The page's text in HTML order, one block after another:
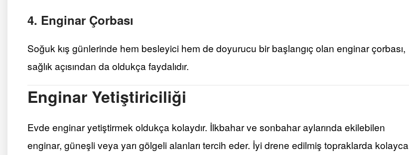
4. Enginar Çorbası
Soğuk kış günlerinde hem besleyici hem de doyurucu bir başlangıç olan enginar çorbası,
sağlık açısından da oldukça faydalıdır.
Enginar Yetiştiriciliği
Evde enginar yetiştirmek oldukça kolaydır. İlkbahar ve sonbahar aylarında ekilebilen
enginar, güneşli veya yarı gölgeli alanları tercih eder. İyi drene edilmiş topraklarda kolayca